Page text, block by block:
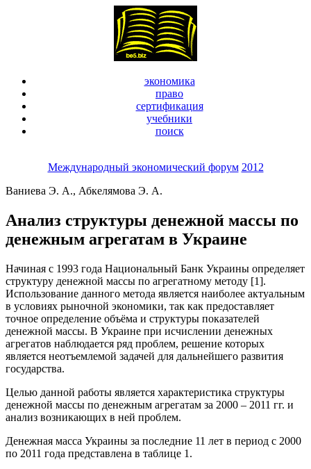
экономика
право
сертификация
учебники
поиск
Международный экономический форум 2012
Ваниева Э. А., Абкелямова Э. А.
Анализ структуры денежной массы по
денежным агрегатам в Украине
Начиная с 1993 года Национальный Банк Украины определяет
структуру денежной массы по агрегатному методу [1].
Использование данного метода является наиболее актуальным
в условиях рыночной экономики, так как предоставляет
точное определение объёма и структуры показателей
денежной массы. В Украине при исчислении денежных
агрегатов наблюдается ряд проблем, решение которых
является неотъемлемой задачей для дальнейшего развития
государства.
Целью данной работы является характеристика структуры
денежной массы по денежным агрегатам за 2000 – 2011 гг. и
анализ возникающих в ней проблем.
Денежная масса Украины за последние 11 лет в период с 2000
по 2011 года представлена в таблице 1.